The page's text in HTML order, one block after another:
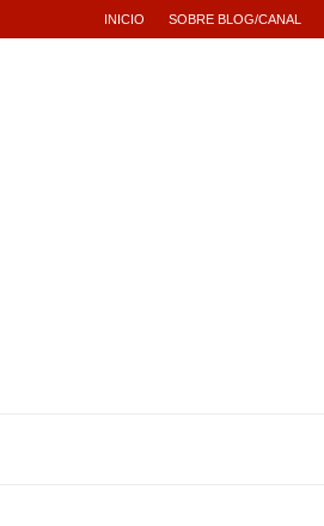
INICIO SOBRE BLOG/CANAL